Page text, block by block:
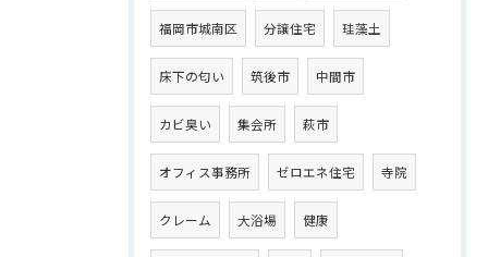
福岡市城南区 分譲住宅 珪藻土
床下の匂い 筑後市 中間市
カビ臭い 集会所 萩市
オフィス事務所 ゼロエネ住宅 寺院
クレーム 大浴場 健康